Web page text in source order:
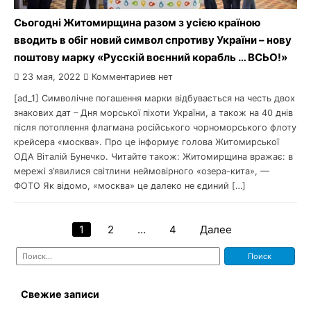
Сьогодні Житомирщина разом з усією країною
вводить в обіг новий символ спротиву України – нову
поштову марку «Русскій воєнний корабль … ВСЬО!»
23 мая, 2022 Комментариев нет
[ad_1] Символічне погашення марки відбувається на честь двох
знакових дат – Дня морської піхоти України, а також на 40 днів
після потоплення флагмана російського чорноморського флоту
крейсера «москва». Про це інформує голова Житомирської
ОДА Віталій Бунечко. Читайте також: Житомирщина вражає: в
мережі з’явилися світлини неймовірного «озера-кита», —
ФОТО Як відомо, «москва» це далеко не єдиний […]
Навигация
по
1 2 … 4 Далее
Найти:
Свежие записи